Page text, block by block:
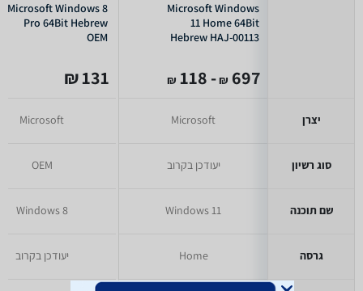
יצרן
סוג רשיון
שם תוכנה
גרסה
Microsoft Windows
11 Home 64Bit
Hebrew HAJ-00113
697
₪
- 118
₪
Microsoft
יעודכן בקרוב
Windows 11
Home
Microsoft Windows 8
Pro 64Bit Hebrew
OEM
131 ₪
Microsoft
OEM
Windows 8
יעודכן בקרוב